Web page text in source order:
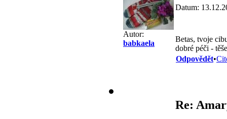
Autor:
babkaela
Datum:
Betas, tvoje
dobré péči -
Odpovědět•
Re: